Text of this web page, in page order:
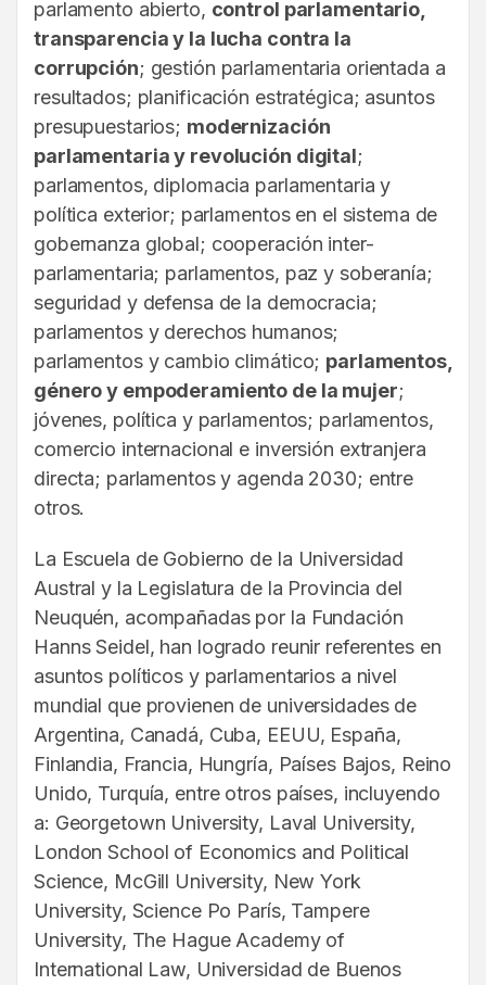
parlamento abierto, control parlamentario,
transparencia y la lucha contra la
corrupción; gestión parlamentaria orientada a
resultados; planificación estratégica; asuntos
presupuestarios; modernización
parlamentaria y revolución digital;
parlamentos, diplomacia parlamentaria y
política exterior; parlamentos en el sistema de
gobernanza global; cooperación inter-
parlamentaria; parlamentos, paz y soberanía;
seguridad y defensa de la democracia;
parlamentos y derechos humanos;
parlamentos y cambio climático; parlamentos,
género y empoderamiento de la mujer;
jóvenes, política y parlamentos; parlamentos,
comercio internacional e inversión extranjera
directa; parlamentos y agenda 2030; entre
otros.
La Escuela de Gobierno de la Universidad
Austral y la Legislatura de la Provincia del
Neuquén, acompañadas por la Fundación
Hanns Seidel, han logrado reunir referentes en
asuntos políticos y parlamentarios a nivel
mundial que provienen de universidades de
Argentina, Canadá, Cuba, EEUU, España,
Finlandia, Francia, Hungría, Países Bajos, Reino
Unido, Turquía, entre otros países, incluyendo
a: Georgetown University, Laval University,
London School of Economics and Political
Science, McGill University, New York
University, Science Po París, Tampere
University, The Hague Academy of
International Law, Universidad de Buenos